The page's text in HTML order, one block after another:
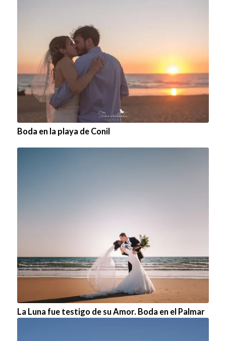
Boda en la playa de Conil
La Luna fue testigo de su Amor. Boda en el Palmar